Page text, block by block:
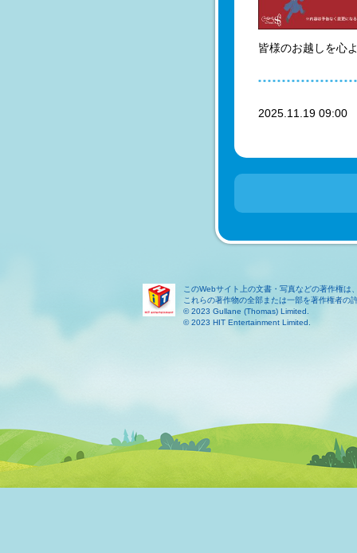
皆様のお越しを心
2025.11.19
このWebサイト上の文書・写真などの著作権
これらの著作物の全部または一部を著作権者の
© 2023 Gullane (Thomas) Limited.
© 2023 HIT Entertainment Limited.